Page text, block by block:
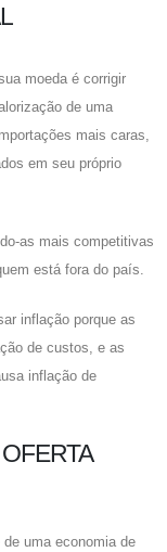
moeda é corrigir
de uma
mais caras,
em seu próprio
as mais competitivas
está fora do país.
inflação porque as
de custos, e as
inflação de
uma economia de